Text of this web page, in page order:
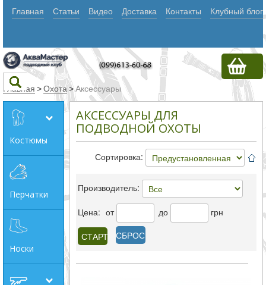
Главная Статьи Видео Доставка Контакты Клубный блог
Текст
Искать
Любое из
слов
слова
Точное
Главная >Охота >Аксессуары
Костюмы
Перчатки
Носки
АКСЕССУАРЫ ДЛЯ
ПОДВОДНОЙ ОХОТЫ
Сортировка:
Производитель:
Цена: от до
грн
СБРОС